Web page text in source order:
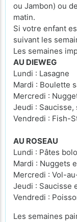
ou Jambon) ou
matin.
Si votre enfant
suivant les
Les semaines
AU DIEWEG
Lundi : Lasagne
Mardi : Boulette
Mercredi :
Jeudi :
Vendredi : Fish-
AU ROSEAU
Lundi : Pâtes
Mardi : Nuggets
Mercredi : Vol-
Jeudi : Saucisse
Vendredi :
Les semaines